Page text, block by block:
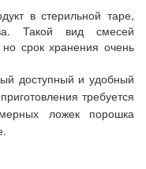
в стерильной таре,
Такой вид смесей
срок хранения очень
доступный и удобный
требуется
ложек порошка